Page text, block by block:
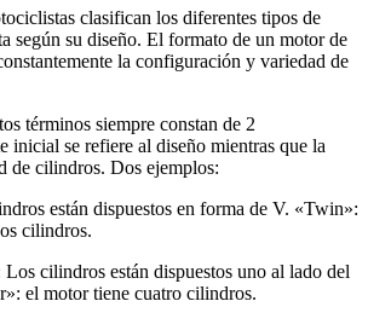
clasifican los diferentes tipos de
según su diseño. El formato de un motor de
la configuración y variedad de
términos siempre constan de 2
inicial se refiere al diseño mientras que la
de cilindros. Dos ejemplos:
están dispuestos en forma de V. «Twin»:
cilindros.
cilindros están dispuestos uno al lado del
el motor tiene cuatro cilindros.